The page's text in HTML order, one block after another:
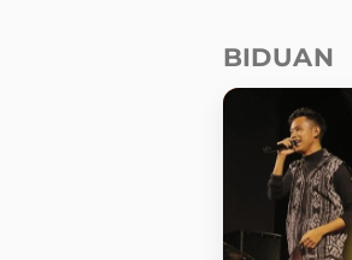
BIDUAN